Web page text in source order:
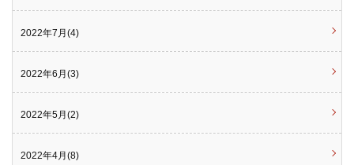
2022年7月(4)
2022年6月(3)
2022年5月(2)
2022年4月(8)